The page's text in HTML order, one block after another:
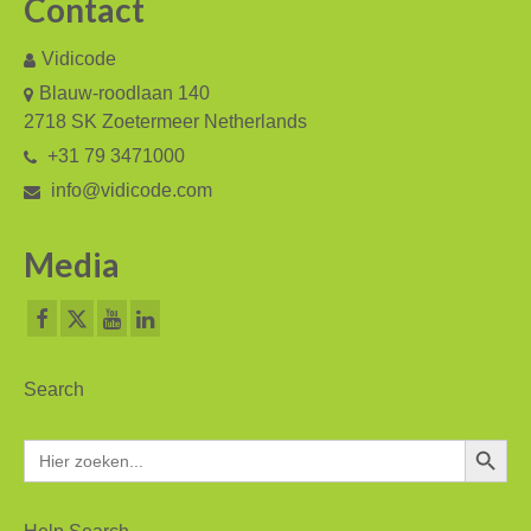
Contact
Vidicode
Blauw-roodlaan 140
2718 SK Zoetermeer Netherlands
+31 79 3471000
info@vidicode.com
Media
Search
Zoek
naar: